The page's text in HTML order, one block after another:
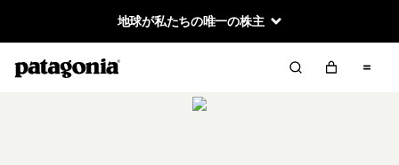
地球が私たちの唯一の株主